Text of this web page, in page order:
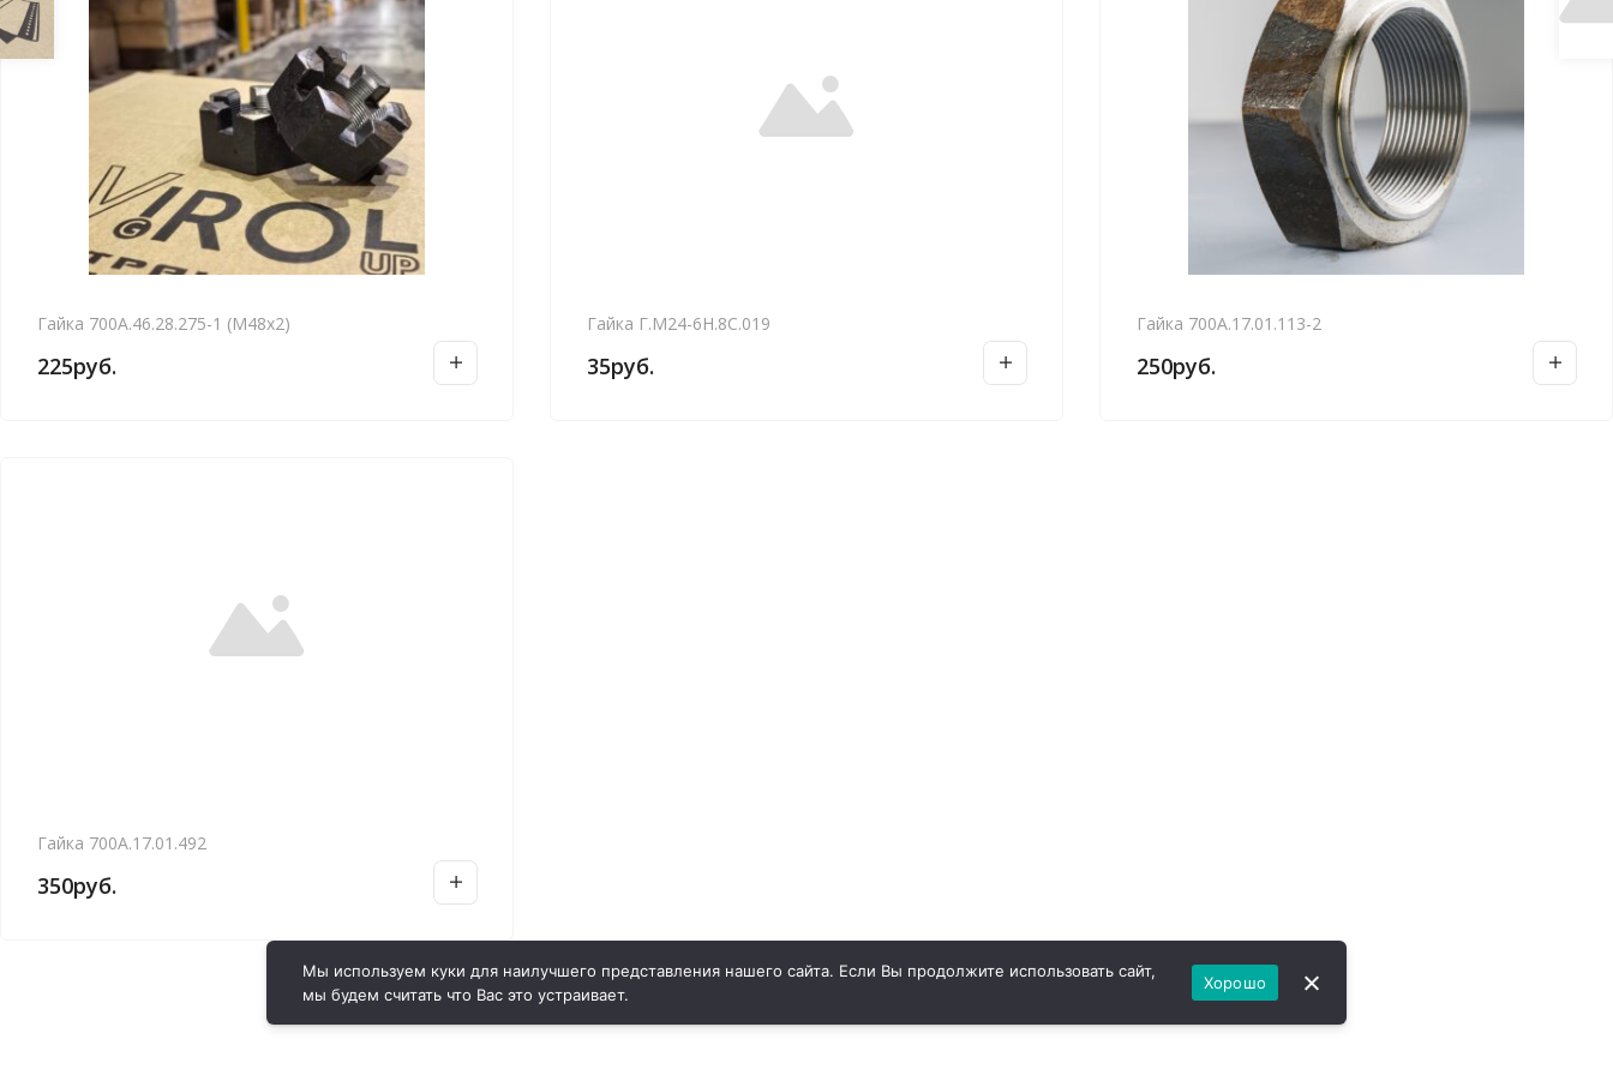
Гайка 700А.46.28.275-1 (М48х2)
225руб.
Гайка Г.М24-6Н.8С.019
35руб.
Гайка 700А.17.01.113-2
250руб.
Гайка 700А.17.01.492
350руб.
Мы используем куки для наилучшего представления нашего сайта. Если Вы продолжите использовать сайт,
мы будем считать что Вас это устраивает.
Хорошо